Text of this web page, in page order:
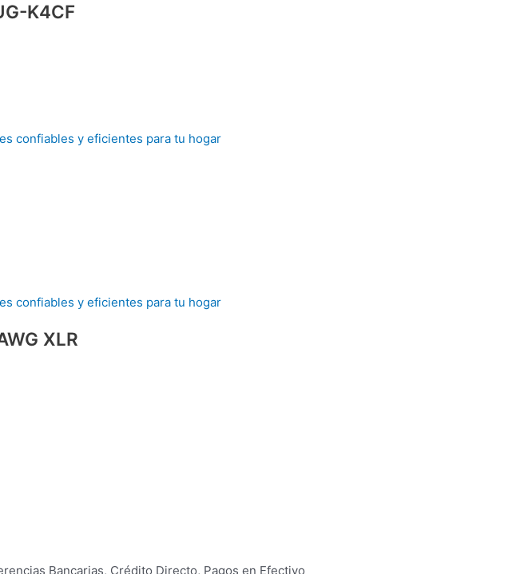
K4CF
XLR
Bancarias, Crédito Directo, Pagos en Efectivo